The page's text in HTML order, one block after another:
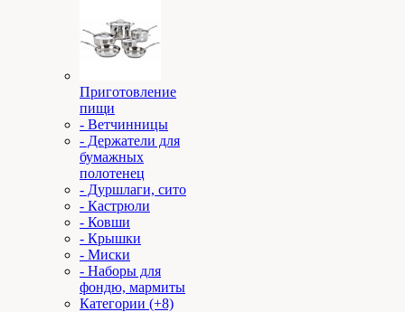
Приготовление
пищи
- Ветчинницы
- Держатели для
бумажных
полотенец
- Дуршлаги, сито
- Кастрюли
- Ковши
- Крышки
- Миски
- Наборы для
фондю, мармиты
Категории (+8)